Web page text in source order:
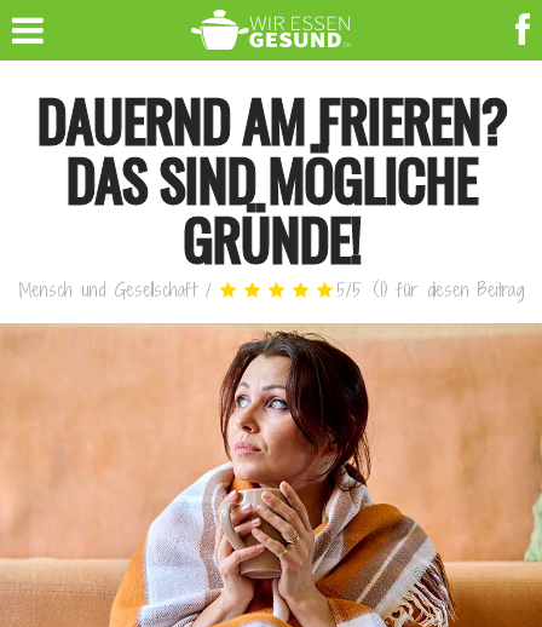
DAUERND AM FRIEREN?
DAS SIND MÖGLICHE
GRÜNDE!
Mensch und Gesellschaft/ 5/5 (1) für diesen Beitrag